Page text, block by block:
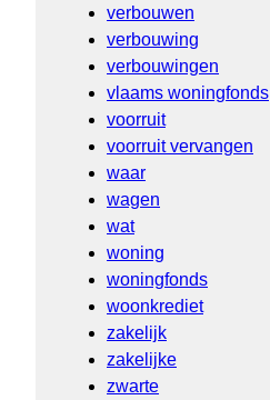
verbouwen
verbouwing
verbouwingen
vlaams woningfonds
voorruit
voorruit vervangen
waar
wagen
wat
woning
woningfonds
woonkrediet
zakelijk
zakelijke
zwarte